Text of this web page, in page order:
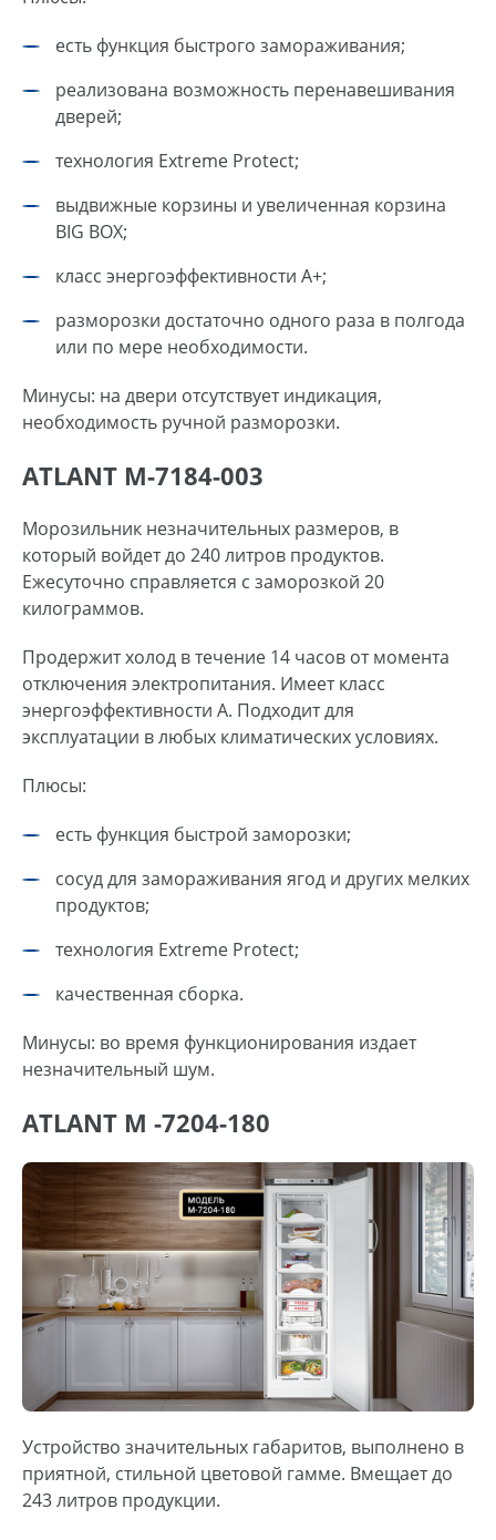
есть функция быстрого замораживания;
реализована возможность перенавешивания
дверей;
технология Extreme Protect;
выдвижные корзины и увеличенная корзина
BIG BOX;
класс энергоэффективности А+;
разморозки достаточно одного раза в полгода
или по мере необходимости.
Минусы: на двери отсутствует индикация,
необходимость ручной разморозки.
ATLANT M-7184-003
Морозильник незначительных размеров, в
который войдет до 240 литров продуктов.
Ежесуточно справляется с заморозкой 20
килограммов.
Продержит холод в течение 14 часов от момента
отключения электропитания. Имеет класс
энергоэффективности А. Подходит для
эксплуатации в любых климатических условиях.
Плюсы:
есть функция быстрой заморозки;
сосуд для замораживания ягод и других мелких
продуктов;
технология Extreme Protect;
качественная сборка.
Минусы: во время функционирования издает
незначительный шум.
ATLANT М -7204-180
Устройство значительных габаритов, выполнено в
приятной, стильной цветовой гамме. Вмещает до
243 литров продукции.